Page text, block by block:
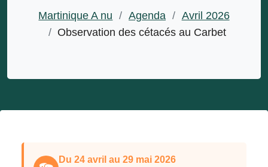
Martinique A nu / Agenda / Avril 2026
/ Observation des cétacés au Carbet
Du 24 avril au 29 mai 2026